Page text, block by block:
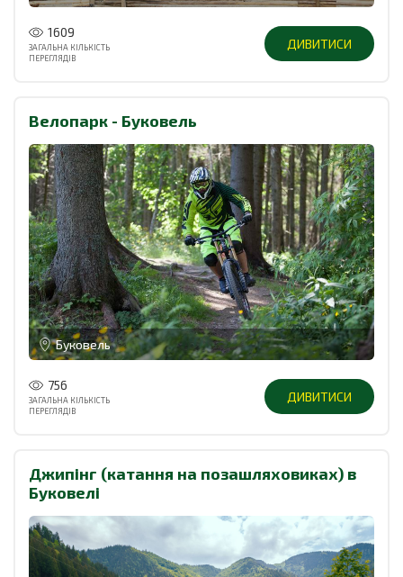
1609
ЗАГАЛЬНА КІЛЬКІСТЬ
ПЕРЕГЛЯДІВ
ДИВИТИСИ
Велопарк - Буковель
Буковель
756
ЗАГАЛЬНА КІЛЬКІСТЬ
ПЕРЕГЛЯДІВ
ДИВИТИСИ
Джипінг (катання на позашляховиках) в
Буковелі